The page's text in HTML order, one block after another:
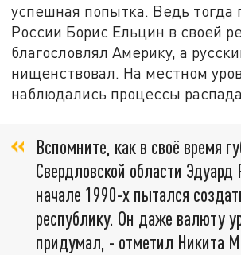
успешная попытка. Ведь тогда
России Борис Ельцин в своей
благословлял Америку, а
нищенствовал. На местном
наблюдались процессы
Вспомните, как в своё время
Свердловской области Эдуард
начале 1990-х пытался
республику. Он даже валюту
придумал, - отметил Никита